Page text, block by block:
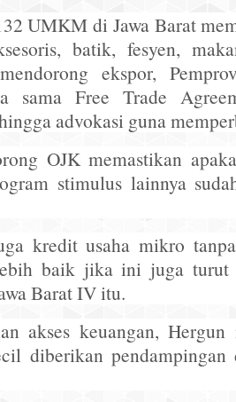
UMKM di Jawa Barat
batik, fesyen,
ekspor,
sama Free Trade
advokasi guna
OJK memastikan
stimulus lainnya
kredit usaha mikro
baik jika ini juga turut
Barat IV itu.
akses keuangan,
diberikan pendampingan